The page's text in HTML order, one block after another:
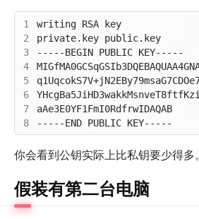
1
2
3
4
5
6
7
8
你会看到公钥实际上比私钥要少得多。
假装有第二台电脑